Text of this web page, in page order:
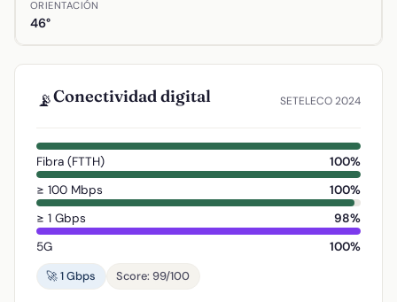
ORIENTACIÓN
46°
📡Conectividad digital SETELECO 2024
Fibra (FTTH)
100%
≥ 100 Mbps
100%
≥ 1 Gbps
98%
5G
100%
🚀 1 Gbps
Score: 99/100